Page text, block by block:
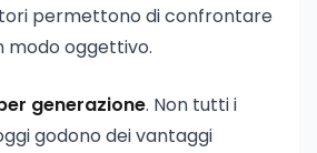
permettono di confrontare
modo oggettivo.
generazione. Non tutti i
godono dei vantaggi